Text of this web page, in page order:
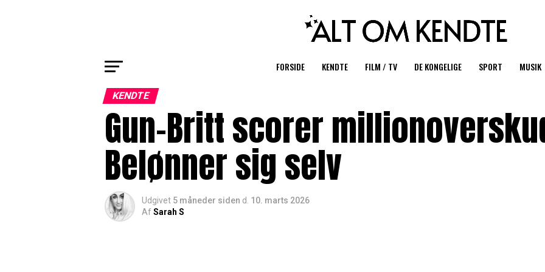
FORSIDE KENDTE FILM / TV DE KONGELIGE SPORT MUSIK
KENDTE
Gun-Britt scorer
Belønner sig selv
Udgivet 5 måneder siden d. 10. marts 2026
AfSarah S